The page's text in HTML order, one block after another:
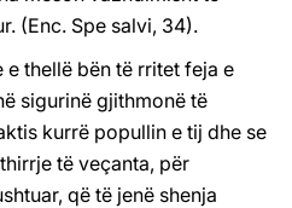
(Enc. Spe salvi, 34).
e thellë bën të rritet feja e
sigurinë gjithmonë të
kurrë popullin e tij dhe se
të veçanta, për
që të jenë shenja